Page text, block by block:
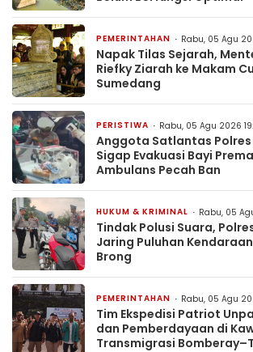
PEMERINTAHAN Rabu, 05 Agu
Napak Tilas Sejarah,
Riefky Ziarah ke Makam
Sumedang
PERISTIWA Rabu, 05 Agu 2026
Anggota Satlantas Polres
Sigap Evakuasi Bayi
Ambulans Pecah Ban
HUKUM & KRIMINAL Rabu, 05
Tindak Polusi Suara,
Jaring Puluhan
Brong
PEMERINTAHAN Rabu, 05 Agu
Tim Ekspedisi Patriot
dan Pemberdayaan di
Transmigrasi